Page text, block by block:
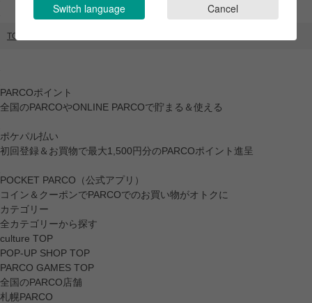
TOP
PARCOポイント
全国のPARCOやONLINE PARCOで貯まる＆使える
ポケパル払い
初回登録＆お買物で最大1,500円分のPARCOポイント進呈
POCKET PARCO（公式アプリ）
コイン＆クーポンでPARCOでのお買い物がオトクに
カテゴリー
全カテゴリーから探す
culture TOP
POP-UP SHOP TOP
PARCO GAMES TOP
全国のPARCO店舗
札幌PARCO
Switch language Cancel